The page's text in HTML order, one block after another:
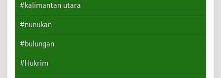
#kalimantan utara
#nunukan
#bulungan
#Hukrim